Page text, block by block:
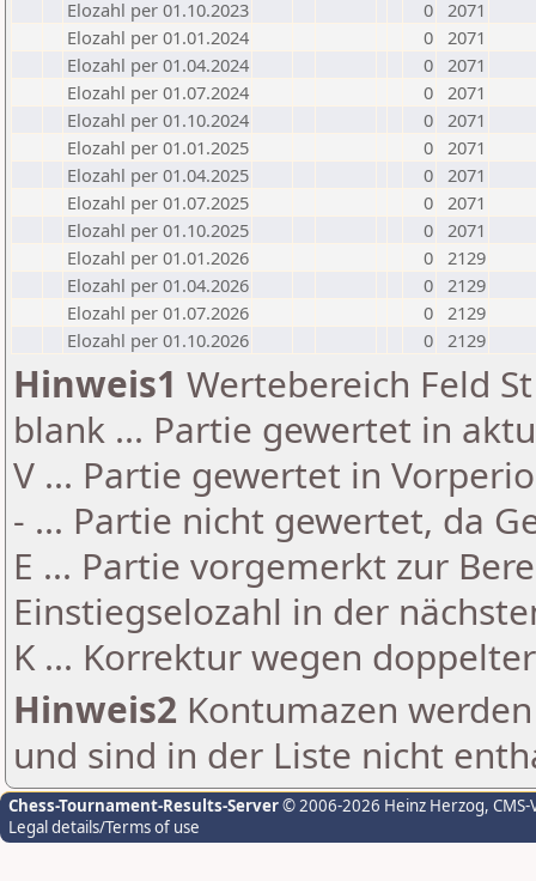
Elozahl per 01.10.2023
0 2071
Elozahl per 01.01.2024
0 2071
Elozahl per 01.04.2024
0 2071
Elozahl per 01.07.2024
0 2071
Elozahl per 01.10.2024
0 2071
Elozahl per 01.01.2025
0 2071
Elozahl per 01.04.2025
0 2071
Elozahl per 01.07.2025
0 2071
Elozahl per 01.10.2025
0 2071
Elozahl per 01.01.2026
0 2129
Elozahl per 01.04.2026
0 2129
Elozahl per 01.07.2026
0 2129
Elozahl per 01.10.2026
0 2129
Hinweis1 Wertebereich Feld
blank ... Partie gewertet in
V ... Partie gewertet in
- ... Partie nicht gewertet, da
E ... Partie vorgemerkt zur
Einstiegselozahl in der
K ... Korrektur wegen
Hinweis2 Kontumazen
und sind in der Liste nicht
Chess-Tournament-Results-Server© 2006-2026 Heinz Herzog,
Legal details/Terms of use